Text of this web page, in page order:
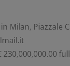
Milan, Piazzale
230,000,000.00